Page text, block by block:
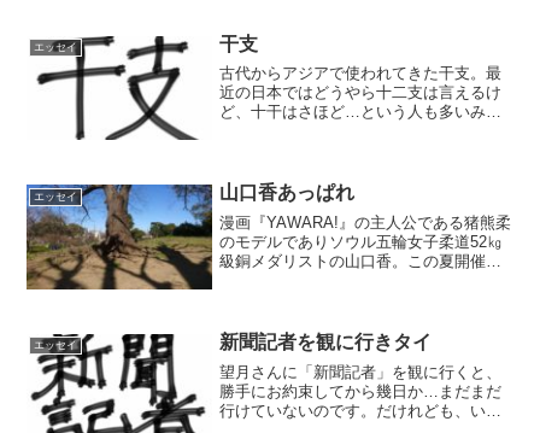
エッセイ 干支
古代からアジアで使われてきた干支。最
近の日本ではどうやら十二支は言えるけ
ど、十干はさほど…という人も多いみた
みましょう。
エッセイ 山口香あっぱれ
漫画『YAWARA!』の主人公である猪熊柔
のモデルでありソウル五輪女子柔道52㎏
級銅メダリストの山口香。この夏開催予
うに。
エッセイ 新聞記者を観に行きタイ
望月さんに「新聞記者」を観に行くと、
勝手にお約束してから幾日か…まだまだ
行けていないのです。だけれども、いよ